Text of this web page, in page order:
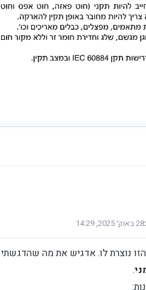
28 באוק׳ 2025, 14:29לאחרונה על ידי רפאל 0
נוצרת לו. אדגיש את מה שהדגשתי
.